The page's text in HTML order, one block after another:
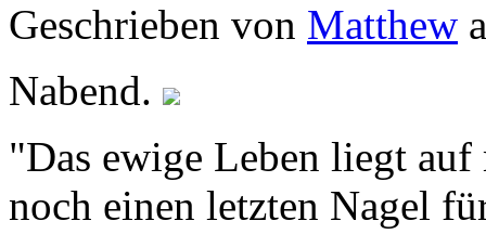
Geschrieben von Matthew
Nabend.
"Das ewige Leben liegt
noch einen letzten Nagel